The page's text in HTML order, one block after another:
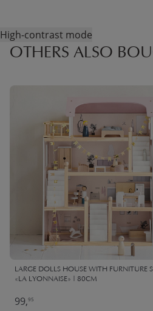
High-contrast mode
OTHERS ALSO
LARGE DOLLS HOUSE WITH FURNITURE
«LA LYONNAISE» | 80CM
99,95